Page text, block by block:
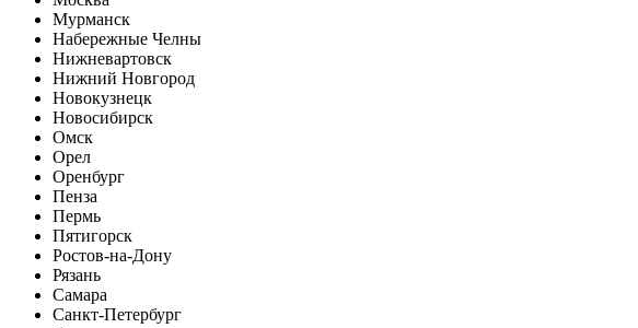
Мурманск
Набережные Челны
Нижневартовск
Нижний Новгород
Новокузнецк
Новосибирск
Омск
Орел
Оренбург
Пенза
Пермь
Пятигорск
Ростов-на-Дону
Рязань
Самара
Санкт-Петербург